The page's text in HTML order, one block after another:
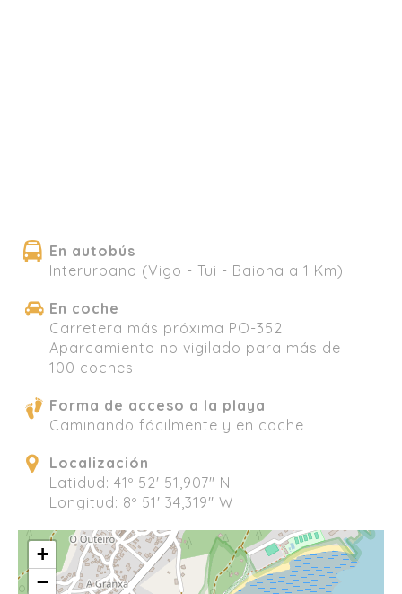
En autobús
Interurbano (Vigo - Tui - Baiona a 1 Km)
En coche
Carretera más próxima PO-352.
Aparcamiento no vigilado para más de
100 coches
Forma de acceso a la playa
Caminando fácilmente y en coche
Localización
Latidud: 41º 52' 51,907" N
Longitud: 8º 51' 34,319" W
+
−